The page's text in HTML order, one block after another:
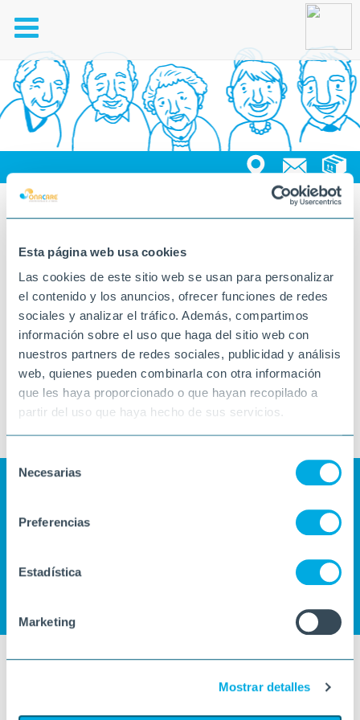
Esta página web usa cookies
Las cookies de este sitio web se usan para personalizar
el contenido y los anuncios, ofrecer funciones de redes
sociales y analizar el tráfico. Además, compartimos
información sobre el uso que haga del sitio web con
nuestros partners de redes sociales, publicidad y análisis
web, quienes pueden combinarla con otra información
que les haya proporcionado o que hayan recopilado a
partir del uso que haya hecho de sus servicios.
Selección
Necesarias
Preferencias
Estadística
Marketing
Mostrar detalles
Toggle
navigation
04-05-2026